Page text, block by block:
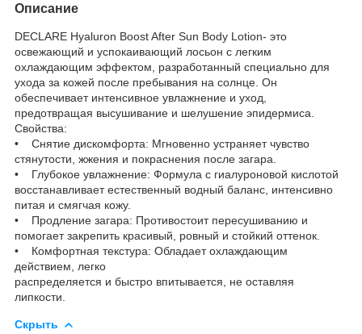
Описание
DECLARE Hyaluron Boost After Sun Body Lotion- это
освежающий и успокаивающий лосьон с легким
охлаждающим эффектом, разработанный специально для
ухода за кожей после пребывания на солнце. Он
обеспечивает интенсивное увлажнение и уход,
предотвращая высушивание и шелушение эпидермиса.
Cвойства:
• Снятие дискомфорта: Мгновенно устраняет чувство
стянутости, жжения и покраснения после загара.
• Глубокое увлажнение: Формула с гиалуроновой кислотой
восстанавливает естественный водный баланс, интенсивно
питая и смягчая кожу.
• Продление загара: Противостоит пересушиванию и
помогает закрепить красивый, ровный и стойкий оттенок.
• Комфортная текстура: Обладает охлаждающим
действием, легко
распределяется и быстро впитывается, не оставляя
липкости.
Скрыть